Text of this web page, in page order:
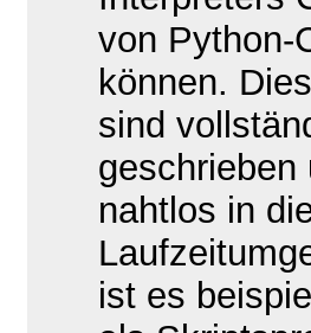
von Python-
können.
sind
geschrieben
nahtlos in
ist es